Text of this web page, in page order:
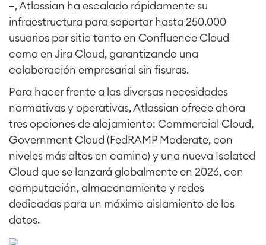
—, Atlassian ha escalado rápidamente su
infraestructura para soportar hasta 250.000
usuarios por sitio tanto en Confluence Cloud
como en Jira Cloud, garantizando una
colaboración empresarial sin fisuras.
Para hacer frente a las diversas necesidades
normativas y operativas, Atlassian ofrece ahora
tres opciones de alojamiento: Commercial Cloud,
Government Cloud (FedRAMP Moderate, con
niveles más altos en camino) y una nueva Isolated
Cloud que se lanzará globalmente en 2026, con
computación, almacenamiento y redes
dedicadas para un máximo aislamiento de los
datos.